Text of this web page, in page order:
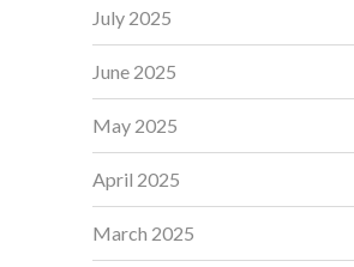
July 2025
June 2025
May 2025
April 2025
March 2025